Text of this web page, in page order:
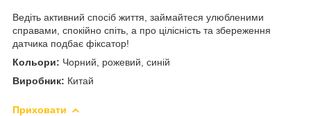
Ведіть активний спосіб життя, займайтеся улюбленими
справами, спокійно спіть, а про цілісність та збереження
датчика подбає фіксатор!
Кольори: Чорний, рожевий, синій
Виробник: Китай
Приховати